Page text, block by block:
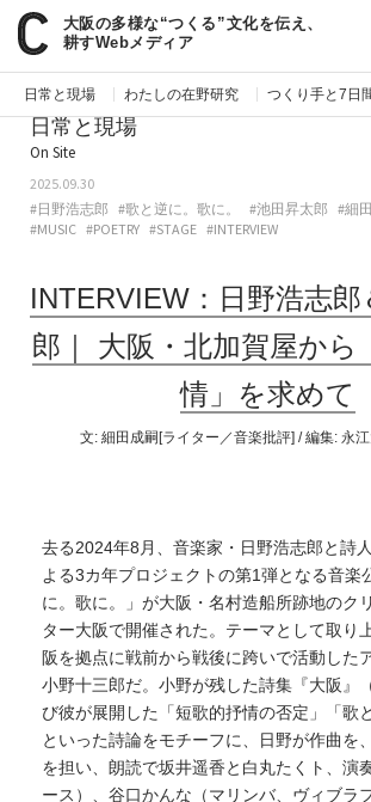
大阪の多様な“つくる”文化を伝え、
耕すWebメディア
日常と現場 わたしの在野研究 つくり手と7日
paperC 日常と現場
日常と現場
On Site
2025.09.30
#日野浩志郎 #歌と逆に。歌に。 #池田昇太郎 #細
#MUSIC #POETRY #STAGE #INTERVIEW
INTERVIEW：日野浩志郎
郎｜
大阪・北加賀屋から
情」を求めて
文: 細田成嗣[ライター／音楽批評] / 編集: 永
去る2024年8月、音楽家・日野浩志郎と詩
よる3カ年プロジェクトの第1弾となる音楽
に。歌に。」が大阪・名村造船所跡地のク
ター大阪で開催された。テーマとして取り
阪を拠点に戦前から戦後に跨いで活動した
小野十三郎だ。小野が残した詩集『大阪』
び彼が展開した「短歌的抒情の否定」「歌
といった詩論をモチーフに、日野が作曲を
を担い、朗読で坂井遥香と白丸たくト、演
ース）、谷口かんな（マリンバ、ヴィブラ